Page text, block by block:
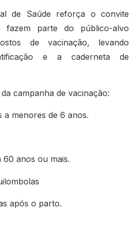
de Saúde reforça o convite
parte do público-alvo
de vacinação, levando
e a caderneta de
campanha de vacinação:
a menores de 6 anos.
60 anos ou mais.
após o parto.